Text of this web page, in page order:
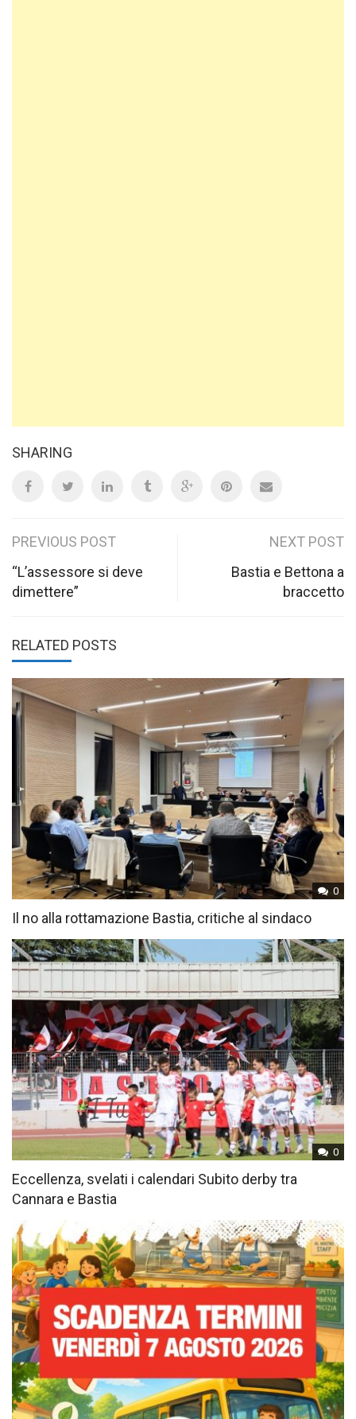
SHARING
Post
navigation
PREVIOUS POST
“L’assessore si deve
dimettere”
NEXT POST
Bastia e Bettona a
braccetto
RELATED POSTS
0
Il no alla rottamazione Bastia, critiche al sindaco
0
Eccellenza, svelati i calendari Subito derby tra
Cannara e Bastia